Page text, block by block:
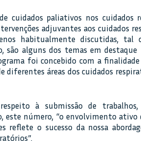
cuidados paliativos nos cuidados
adjuvantes aos cuidados
habitualmente discutidas, tal
são alguns dos temas em
foi concebido com a
diferentes áreas dos cuidados
à submissão de
este número, “o envolvimento
reflete o sucesso da nossa